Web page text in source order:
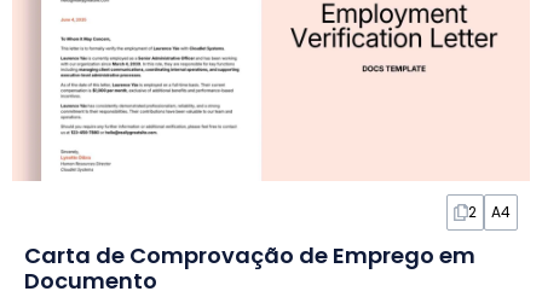
2 A4
Carta de Comprovação de Emprego em
Documento